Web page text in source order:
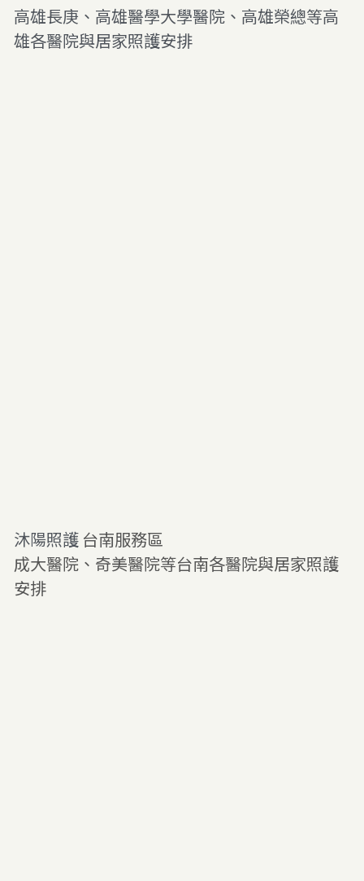
高雄長庚、高雄醫學大學醫院、高雄榮總等高
雄各醫院與居家照護安排
沐陽照護 台南服務區
成大醫院、奇美醫院等台南各醫院與居家照護
安排